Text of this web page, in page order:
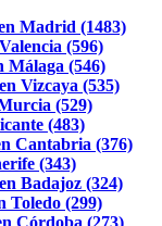
Madrid (1483)
(596)
Málaga (546)
Vizcaya (535)
(529)
(483)
Cantabria (376)
(343)
Badajoz (324)
Toledo (299)
Córdoba (273)